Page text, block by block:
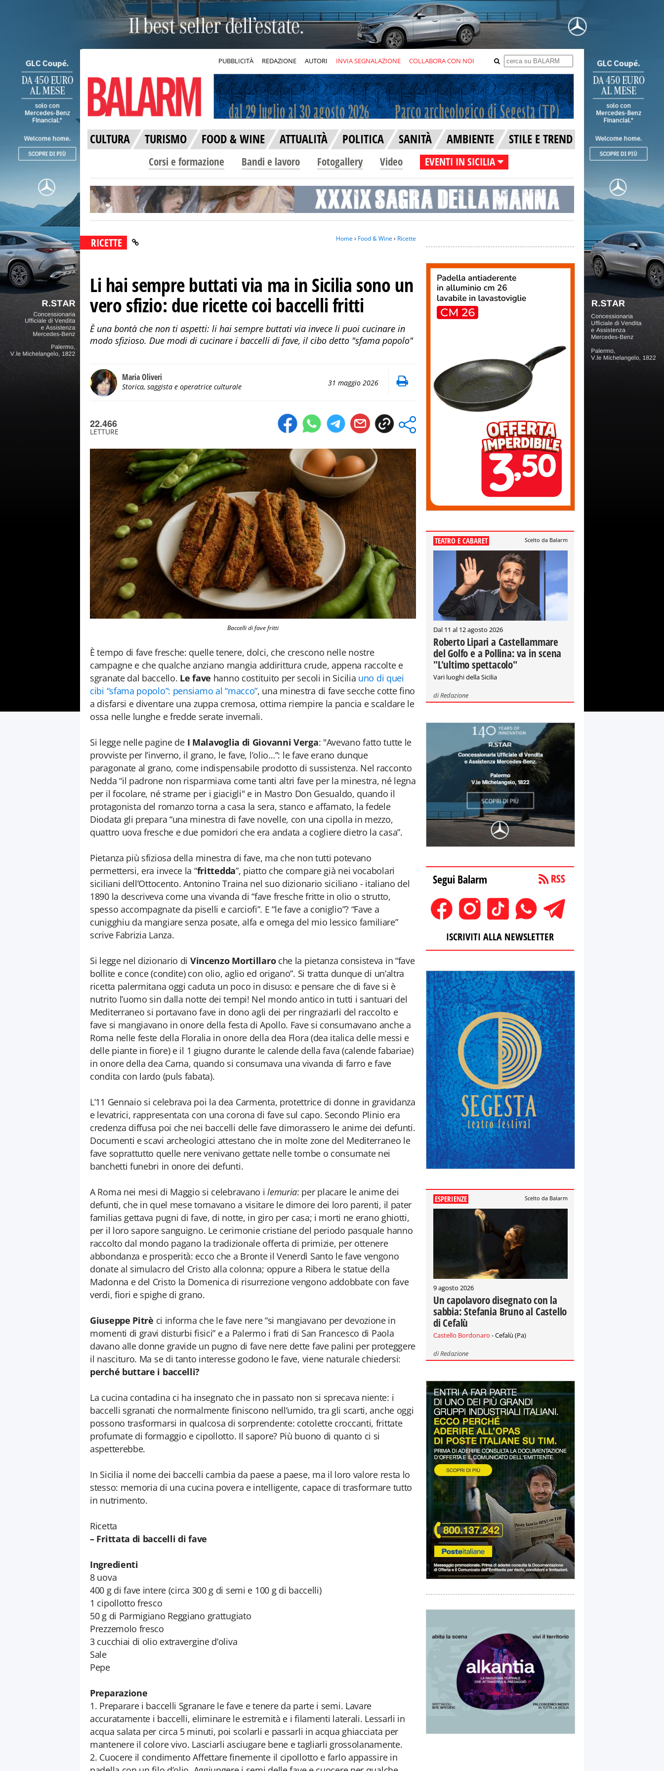
PUBBLICITÀ REDAZIONE AUTORI INVIA SEGNALAZIONE COLLABORA CON NOI
CULTURA TURISMO FOOD & WINE ATTUALITÀ POLITICA SANITÀ AMBIENTE STILE E TREND
Corsi e formazione Bandi e lavoro Fotogallery Video EVENTI IN SICILIA
RICETTE Home› Food & Wine› Ricette
Li hai sempre buttati via ma in Sicilia sono un
vero sfizio: due ricette coi baccelli fritti
È una bontà che non ti aspetti: li hai sempre buttati via invece li puoi cucinare in
modo sfizioso. Due modi di cucinare i baccelli di fave, il cibo detto "sfama popolo"
Maria Oliveri
Storica, saggista e operatrice culturale 31 maggio 2026
22.466
LETTURE
Baccelli di fave fritti
È tempo di fave fresche: quelle tenere, dolci, che crescono nelle nostre
campagne e che qualche anziano mangia addirittura crude, appena raccolte e
sgranate dal baccello. Le fave hanno costituito per secoli in Sicilia uno di quei
cibi “sfama popolo”: pensiamo al “macco”, una minestra di fave secche cotte fino
a disfarsi e diventare una zuppa cremosa, ottima riempire la pancia e scaldare le
ossa nelle lunghe e fredde serate invernali.
Si legge nelle pagine deI Malavoglia di Giovanni Verga: "Avevano fatto tutte le
provviste per l’inverno, il grano, le fave, l’olio…”: le fave erano dunque
paragonate al grano, come indispensabile prodotto di sussistenza. Nel racconto
Nedda “il padrone non risparmiava come tanti altri fave per la minestra, né legna
per il focolare, né strame per i giacigli" e in Mastro Don Gesualdo, quando il
protagonista del romanzo torna a casa la sera, stanco e affamato, la fedele
Diodata gli prepara “una minestra di fave novelle, con una cipolla in mezzo,
quattro uova fresche e due pomidori che era andata a cogliere dietro la casa”.
Pietanza più sfiziosa della minestra di fave, ma che non tutti potevano
permettersi, era invece la “frittedda”, piatto che compare già nei vocabolari
siciliani dell’Ottocento. Antonino Traina nel suo dizionario siciliano - italiano del
1890 la descriveva come una vivanda di “fave fresche fritte in olio o strutto,
spesso accompagnate da piselli e carciofi”. E “le fave a coniglio”? “Fave a
cunigghiu da mangiare senza posate, alfa e omega del mio lessico familiare”
scrive Fabrizia Lanza.
Si legge nel dizionario di Vincenzo Mortillaroche la pietanza consisteva in “fave
bollite e conce (condite) con olio, aglio ed origano”. Si tratta dunque di un’altra
ricetta palermitana oggi caduta un poco in disuso: e pensare che di fave si è
nutrito l’uomo sin dalla notte dei tempi! Nel mondo antico in tutti i santuari del
Mediterraneo si portavano fave in dono agli dei per ringraziarli del raccolto e
fave si mangiavano in onore della festa di Apollo. Fave si consumavano anche a
Roma nelle feste della Floralia in onore della dea Flora (dea italica delle messi e
delle piante in fiore) e il 1 giugno durante le calende della fava (calende fabariae)
in onore della dea Carna, quando si consumava una vivanda di farro e fave
condita con lardo (puls fabata).
L’11 Gennaio si celebrava poi la dea Carmenta, protettrice di donne in gravidanza
e levatrici, rappresentata con una corona di fave sul capo. Secondo Plinio era
credenza diffusa poi che nei baccelli delle fave dimorassero le anime dei defunti.
Documenti e scavi archeologici attestano che in molte zone del Mediterraneo le
fave soprattutto quelle nere venivano gettate nelle tombe o consumate nei
banchetti funebri in onore dei defunti.
A Roma nei mesi di Maggio si celebravano i lemuria: per placare le anime dei
defunti, che in quel mese tornavano a visitare le dimore dei loro parenti, il pater
familias gettava pugni di fave, di notte, in giro per casa; i morti ne erano ghiotti,
per il loro sapore sanguigno. Le cerimonie cristiane del periodo pasquale hanno
raccolto dal mondo pagano la tradizionale offerta di primizie, per ottenere
abbondanza e prosperità: ecco che a Bronte il Venerdì Santo le fave vengono
donate al simulacro del Cristo alla colonna; oppure a Ribera le statue della
Madonna e del Cristo la Domenica di risurrezione vengono addobbate con fave
verdi, fiori e spighe di grano.
Giuseppe Pitrè ci informa che le fave nere “si mangiavano per devozione in
momenti di gravi disturbi fisici” e a Palermo i frati di San Francesco di Paola
davano alle donne gravide un pugno di fave nere dette fave palini per proteggere
il nascituro. Ma se di tanto interesse godono le fave, viene naturale chiedersi:
perché buttare i baccelli?
La cucina contadina ci ha insegnato che in passato non si sprecava niente: i
baccelli sgranati che normalmente finiscono nell’umido, tra gli scarti, anche oggi
possono trasformarsi in qualcosa di sorprendente: cotolette croccanti, frittate
profumate di formaggio e cipollotto. Il sapore? Più buono di quanto ci si
aspetterebbe.
In Sicilia il nome dei baccelli cambia da paese a paese, ma il loro valore resta lo
stesso: memoria di una cucina povera e intelligente, capace di trasformare tutto
in nutrimento.
Ricetta
– Frittata di baccelli di fave
Ingredienti
8 uova
400 g di fave intere (circa 300 g di semi e 100 g di baccelli)
1 cipollotto fresco
50 g di Parmigiano Reggiano grattugiato
Prezzemolo fresco
3 cucchiai di olio extravergine d’oliva
Sale
Pepe
Preparazione
1. Preparare i baccelli Sgranare le fave e tenere da parte i semi. Lavare
accuratamente i baccelli, eliminare le estremità e i filamenti laterali. Lessarli in
acqua salata per circa 5 minuti, poi scolarli e passarli in acqua ghiacciata per
mantenere il colore vivo. Lasciarli asciugare bene e tagliarli grossolanamente.
2. Cuocere il condimento Affettare finemente il cipollotto e farlo appassire in
TEATRO E CABARET Scelto da Balarm
Dal 11 al 12 agosto 2026
Roberto Lipari a Castellammare
del Golfo e a Pollina: va in scena
"L'ultimo spettacolo"
Vari luoghi della Sicilia
diRedazione
Segui Balarm
ISCRIVITI ALLA NEWSLETTER
ESPERIENZE Scelto da Balarm
9 agosto 2026
Un capolavoro disegnato con la
sabbia: Stefania Bruno al Castello
di Cefalù
Castello Bordonaro - Cefalù (Pa)
diRedazione